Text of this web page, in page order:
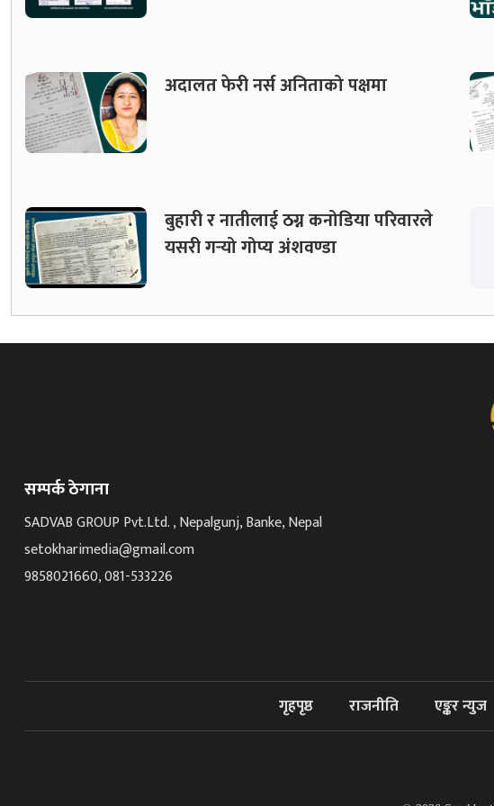
अदालत फेरी नर्स अनिताको पक्षमा
बुहारी र नातीलाई ठग्न कनोडिया परिवारले
यसरी गर्‍यो गोप्य अंशवण्डा
सम्पर्क ठेगाना
SADVAB GROUP Pvt.Ltd. , Nepalgunj, Banke, Nepal
setokharimedia@gmail.com
9858021660, 081-533226
गृहपृष्ठ राजनीति एङ्कर न्युज